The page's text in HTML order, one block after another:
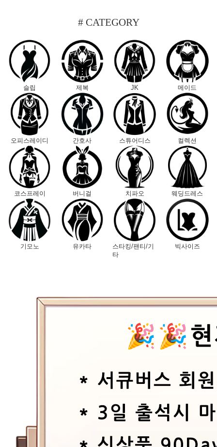
# CATEGORY
슬립 제복 JK 메이드
오피스레이디 간호사 스튜어디스 컬렉션
코스프레이 버니걸 치파오 웨딩드레스
기모노 유카타
스타킹/팬티/기
타
빅사이즈